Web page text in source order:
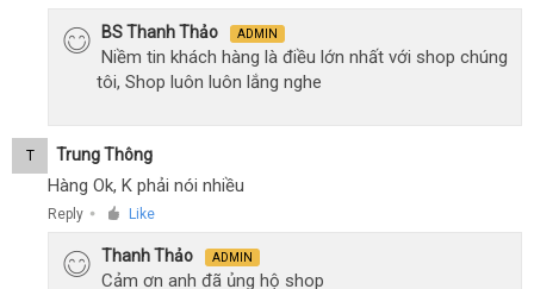
BS Thanh Thảo ADMIN
Niềm tin khách hàng là điều lớn nhất với shop chúng
tôi, Shop luôn luôn lắng nghe
T Trung Thông
Hàng Ok, K phải nói nhiều
Reply ● Like
Thanh Thảo ADMIN
Cảm ơn anh đã ủng hộ shop